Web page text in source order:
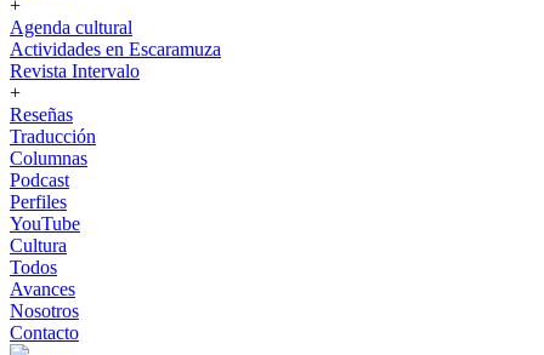
+
Agenda cultural
Actividades en Escaramuza
Revista Intervalo
+
Reseñas
Traducción
Columnas
Podcast
Perfiles
YouTube
Cultura
Todos
Avances
Nosotros
Contacto